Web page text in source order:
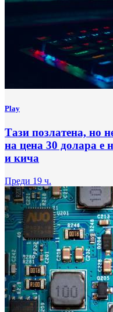
Play
Тази позлатена, но
на цена 30 долара е
и кича
Преди 19 ч.